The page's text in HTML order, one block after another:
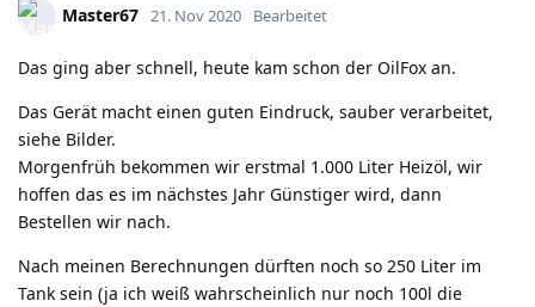
Master67 21. Nov 2020 Bearbeitet
Das ging aber schnell, heute kam schon der OilFox an.
Das Gerät macht einen guten Eindruck, sauber verarbeitet,
siehe Bilder.
Morgenfrüh bekommen wir erstmal 1.000 Liter Heizöl, wir
hoffen das es im nächstes Jahr Günstiger wird, dann
Bestellen wir nach.
Nach meinen Berechnungen dürften noch so 250 Liter im
Tank sein (ja ich weiß wahrscheinlich nur noch 100l die